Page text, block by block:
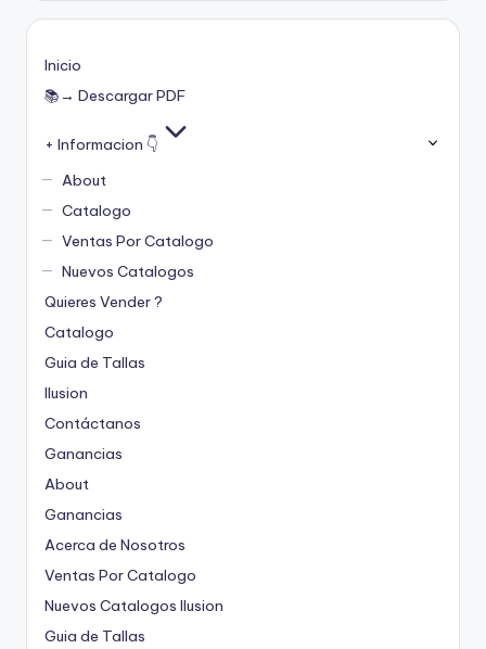
Inicio
📚→ Descargar PDF
+ Informacion 👇
About
Catalogo
Ventas Por Catalogo
Nuevos Catalogos
Quieres Vender ?
Catalogo
Guia de Tallas
Ilusion
Contáctanos
Ganancias
About
Ganancias
Acerca de Nosotros
Ventas Por Catalogo
Nuevos Catalogos Ilusion
Guia de Tallas